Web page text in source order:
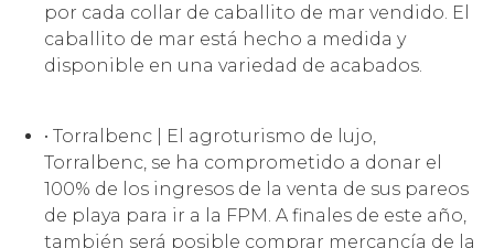
por cada collar de caballito de mar vendido. El
caballito de mar está hecho a medida y
disponible en una variedad de acabados.
• Torralbenc | El agroturismo de lujo,
Torralbenc, se ha comprometido a donar el
100% de los ingresos de la venta de sus pareos
de playa para ir a la FPM. A finales de este año,
también será posible comprar mercancía de la